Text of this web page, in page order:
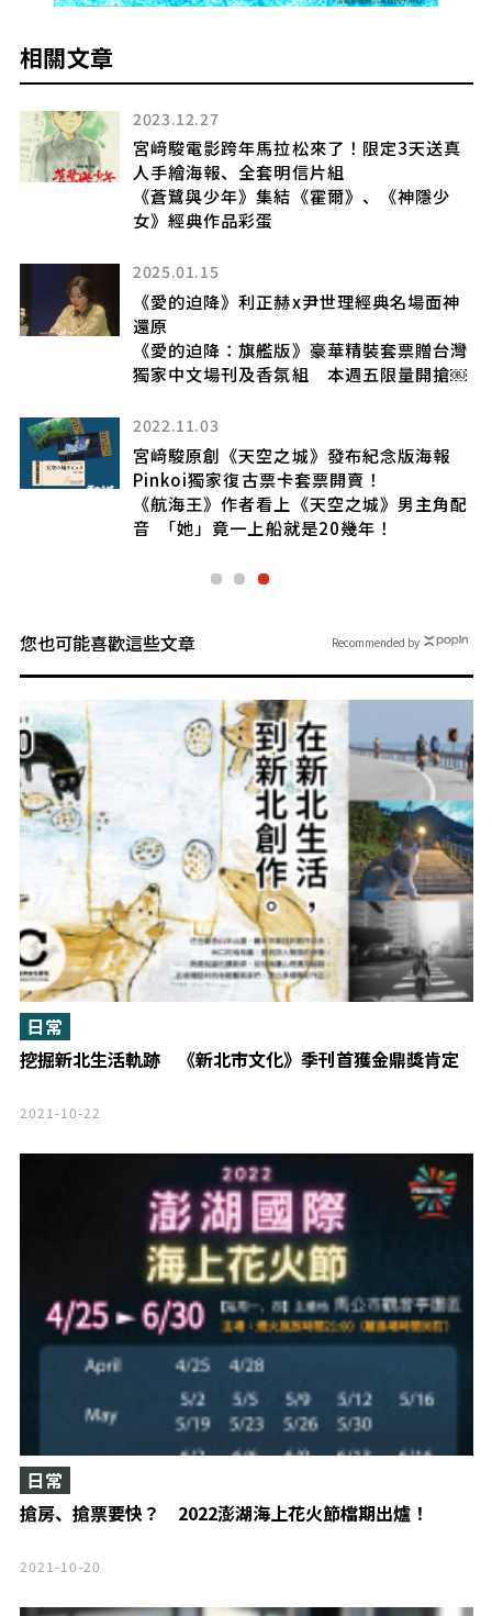
相關文章
2023.12.27
宮﨑駿電影跨年馬拉松來了！限定3天送真
人手繪海報、全套明信片組
《蒼鷺與少年》集結《霍爾》、《神隱少
女》經典作品彩蛋
2025.01.15
《愛的迫降》利正赫x尹世理經典名場面神
還原
《愛的迫降：旗艦版》豪華精裝套票贈台灣
獨家中文場刊及香氛組 本週五限量開搶￼
2022.11.03
宮﨑駿原創《天空之城》發布紀念版海報
Pinkoi獨家復古票卡套票開賣！
《航海王》作者看上《天空之城》男主角配
音 「她」竟一上船就是20幾年！
您也可能喜歡這些文章
挖掘新北生活軌跡 《新北市文化》季刊首獲金鼎獎肯定
日常
2021-10-22
搶房、搶票要快？ 2022澎湖海上花火節檔期出爐！
日常
2021-10-20
Recommended by